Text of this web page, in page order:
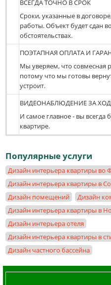
ВСЕГДА ТОЧНО В СРОК
Сроки, указанные в
работы. Объект будет сдан
обстоятельствах.
ПОЭТАПНАЯ ОПЛАТА И
Мы уверяем, что совмесная
потому что мы готовы
устроит.
ВИДЕОНАБЛЮДЕНИЕ ЗА
И самое главное - вы всегда
квартире.
Популярные услуги
Дизайн интерьера квартиры во
Дизайн интерьера квартиры в
Дизайн помещений
Дизайн
Дизайн интерьера квартиры в
Дизайн интерьера отеля
Дизайн интерьера квартиры в
Дизайн частного бассейна